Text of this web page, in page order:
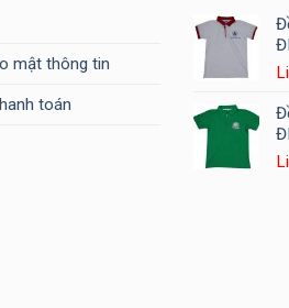
mật thông tin
toán